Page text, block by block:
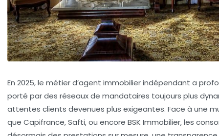
En 2025, le métier d’agent immobilier indépendant a
porté par des réseaux de mandataires toujours plus
attentes clients devenues plus exigeantes. Face à une
que Capifrance, Safti, ou encore BSK Immobilier, les